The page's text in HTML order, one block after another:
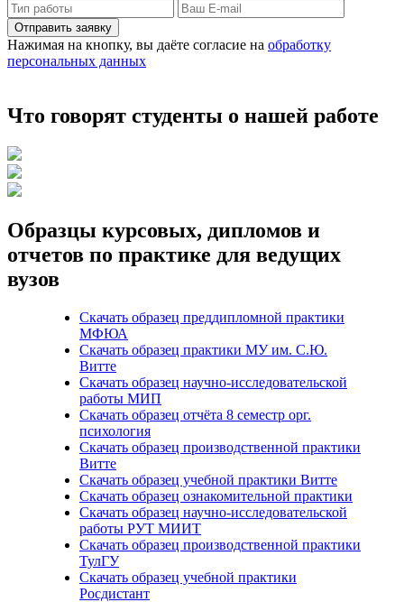
Отправить заявку
Нажимая на кнопку, вы даёте согласие на обработку
персональных данных
Что говорят студенты о нашей работе
Образцы курсовых, дипломов и
отчетов по практике для ведущих
вузов
Скачать образец преддипломной практики
МФЮА
Скачать образец практики МУ им. С.Ю.
Витте
Скачать образец научно-исследовательской
работы МИП
Скачать образец отчёта 8 семестр орг.
психология
Скачать образец производственной практики
Витте
Скачать образец учебной практики Витте
Скачать образец ознакомительной практики
Скачать образец научно-исследовательской
работы РУТ МИИТ
Скачать образец производственной практики
ТулГУ
Скачать образец учебной практики
Росдистант